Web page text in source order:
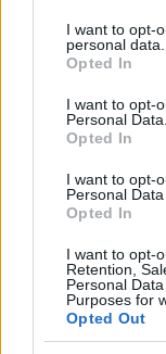
not limited to your
grant or deny
use your data for
consent section.
I want to opt-
personal data.
Opted In
I want to opt-
Personal Data.
Opted In
I want to opt-
Personal
Opted In
I want to opt-
Retention,
Personal
Purposes for
Opted Out
una